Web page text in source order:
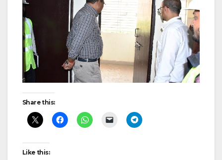
Share this:
Like this: